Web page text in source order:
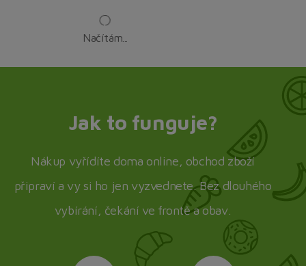
Načítám...
Jak to funguje?
Nákup vyřídíte doma online, obchod zboží
připraví a vy si ho jen vyzvednete. Bez dlouhého
vybírání, čekání ve frontě a obav.